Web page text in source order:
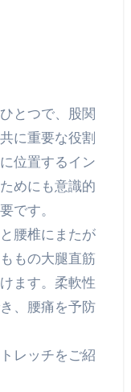
に重要な役割
位置するイン
めにも意識的
です。
腰椎にまたが
もの大腿直筋
ます。柔軟性
、腰痛を予防
レッチをご紹